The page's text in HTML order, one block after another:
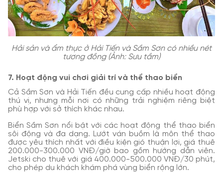
Hải sản và ẩm thực ở Hải Tiến và Sầm Sơn có nhiều nét
tương đồng (Ảnh: Sưu tầm)
7. Hoạt động vui chơi giải trí và thể thao biển
Cả Sầm Sơn và Hải Tiến đều cung cấp nhiều hoạt động
thú vị, nhưng mỗi nơi có những trải nghiệm riêng biệt
phù hợp với sở thích khác nhau.
Biển Sầm Sơn nổi bật với các hoạt động thể thao biển
sôi động và đa dạng. Lướt ván buồm là môn thể thao
được yêu thích nhất với điều kiện gió thuận lợi, giá thuê
200.000-300.000 VNĐ/giờ bao gồm hướng dẫn viên.
Jetski cho thuê với giá 400.000-500.000 VNĐ/30 phút,
cho phép du khách khám phá vùng biển rộng lớn.